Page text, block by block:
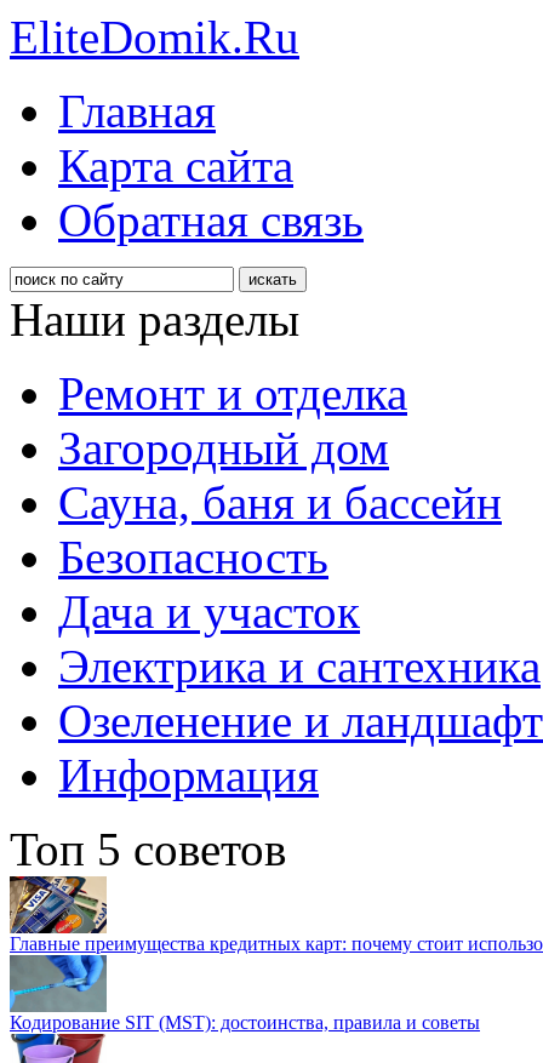
EliteDomik.Ru
Главная
Карта сайта
Обратная связь
Наши разделы
Ремонт и отделка
Загородный дом
Сауна, баня и бассейн
Безопасность
Дача и участок
Электрика и сантехника
Озеленение и
Информация
Топ 5 советов
Главные преимущества кредитных карт: почему стоит
Кодирование SIT (MST): достоинства, правила и советы